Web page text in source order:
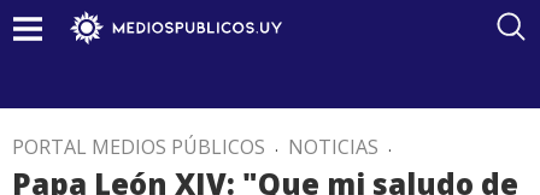
PORTAL MEDIOS PÚBLICOS . NOTICIAS .
Papa León XIV: "Que mi saludo de